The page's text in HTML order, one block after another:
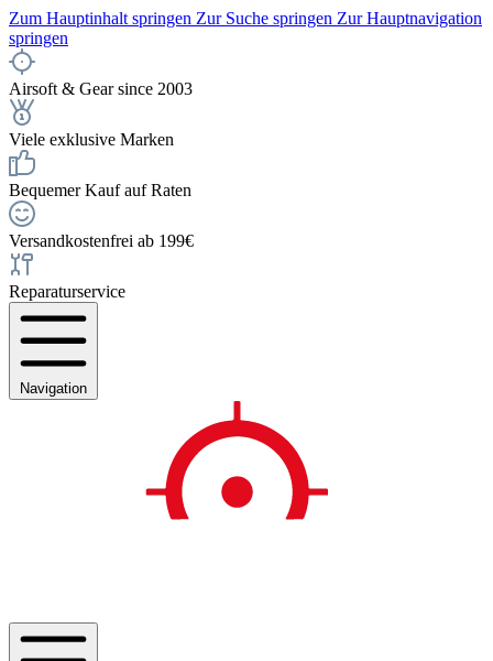
Zum Hauptinhalt springen Zur Suche springen Zur Hauptnavigation
springen
Airsoft & Gear since 2003
Viele exklusive Marken
Bequemer Kauf auf Raten
Versandkostenfrei ab 199€
Reparaturservice
Navigation